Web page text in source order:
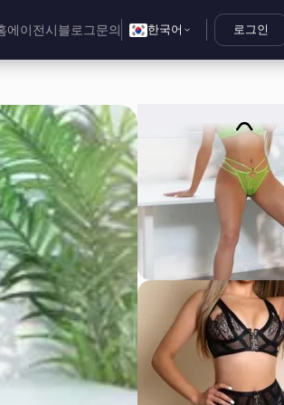
에이전시 블로그 문의 한국어 로그인